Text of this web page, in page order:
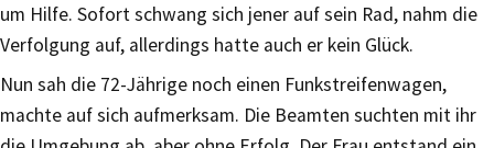
um Hilfe. Sofort schwang sich jener auf sein Rad, nahm die
Verfolgung auf, allerdings hatte auch er kein Glück.
Nun sah die 72-Jährige noch einen Funkstreifenwagen,
machte auf sich aufmerksam. Die Beamten suchten mit ihr